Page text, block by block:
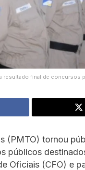
resultado final de concursos
(PMTO) tornou
públicos
Oficiais (CFO) e